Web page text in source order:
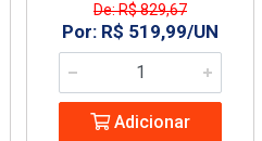
De: R$ 829,67
Por: R$ 519,99/UN
Adicionar